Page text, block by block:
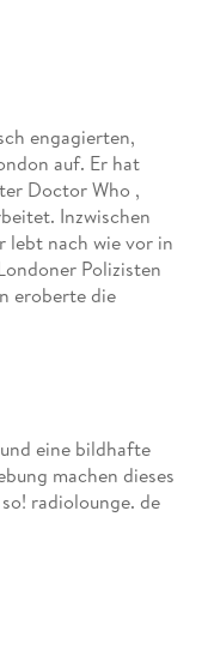
engagierten,
auf. Er hat
Doctor Who ,
Inzwischen
lebt nach wie vor in
Polizisten
eroberte die
eine bildhafte
machen dieses
radiolounge. de